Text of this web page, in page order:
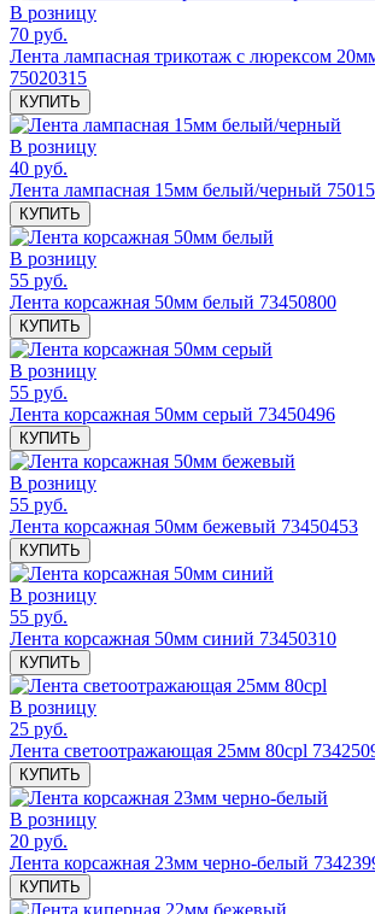
В розницу
70 руб.
Лента лампасная трикотаж с люрексом
75020315
КУПИТЬ
В розницу
40 руб.
Лента лампасная 15мм белый/черный
КУПИТЬ
В розницу
55 руб.
Лента корсажная 50мм белый 73450800
КУПИТЬ
В розницу
55 руб.
Лента корсажная 50мм серый 73450496
КУПИТЬ
В розницу
55 руб.
Лента корсажная 50мм бежевый 73450453
КУПИТЬ
В розницу
55 руб.
Лента корсажная 50мм синий 73450310
КУПИТЬ
В розницу
25 руб.
Лента светоотражающая 25мм 80cpl
КУПИТЬ
В розницу
20 руб.
Лента корсажная 23мм черно-белый
КУПИТЬ